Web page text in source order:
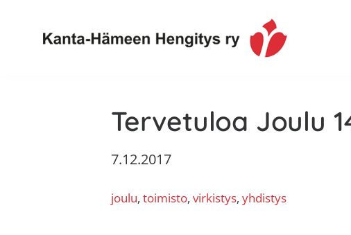
ensisijaiseen
valikkoon
pääsisältöön
ensisijaiseen
sivupalkkiin
alatunnisteeseen
HämeenTervetuloa Joulu
7.12.2017
joulu, toimisto, virkistys, yhdistys